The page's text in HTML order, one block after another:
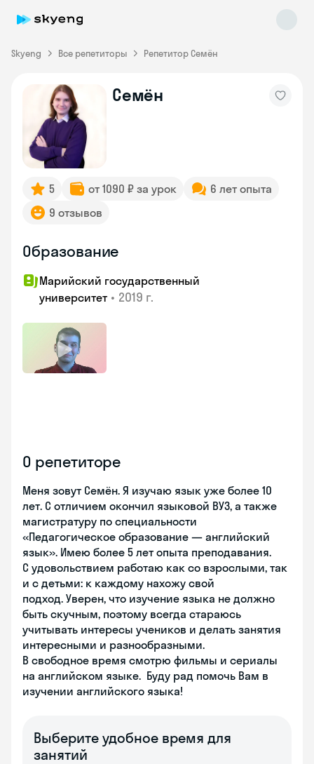
Skyeng Все репетиторы Репетитор Семён
Семён
5 от 1090 ₽ за урок
6 лет опыта
9 отзывов
Образование
Марийский государственный
университет • 2019 г.
О репетиторе
Меня зовут Семён. Я изучаю язык уже более 10
лет. С отличием окончил языковой ВУЗ, а также
магистратуру по специальности
«Педагогическое образование — английский
язык». Имею более 5 лет опыта преподавания.
С удовольствием работаю как со взрослыми, так
и с детьми: к каждому нахожу свой
подход. Уверен, что изучение языка не должно
быть скучным, поэтому всегда стараюсь
учитывать интересы учеников и делать занятия
интересными и разнообразными.
В свободное время смотрю фильмы и сериалы
на английском языке. Буду рад помочь Вам в
изучении английского языка!
Выберите удобное время для
занятий
Skyeng Chat
online